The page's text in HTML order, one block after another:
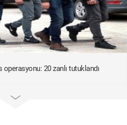
operasyonu: 20 zanlı tutuklandı